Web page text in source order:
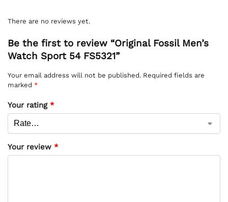
There are no reviews yet.
Be the first to review “Original Fossil Men’s
Watch Sport 54 FS5321”
Your email address will not be published. Required fields are
marked *
Your rating *
Your review *